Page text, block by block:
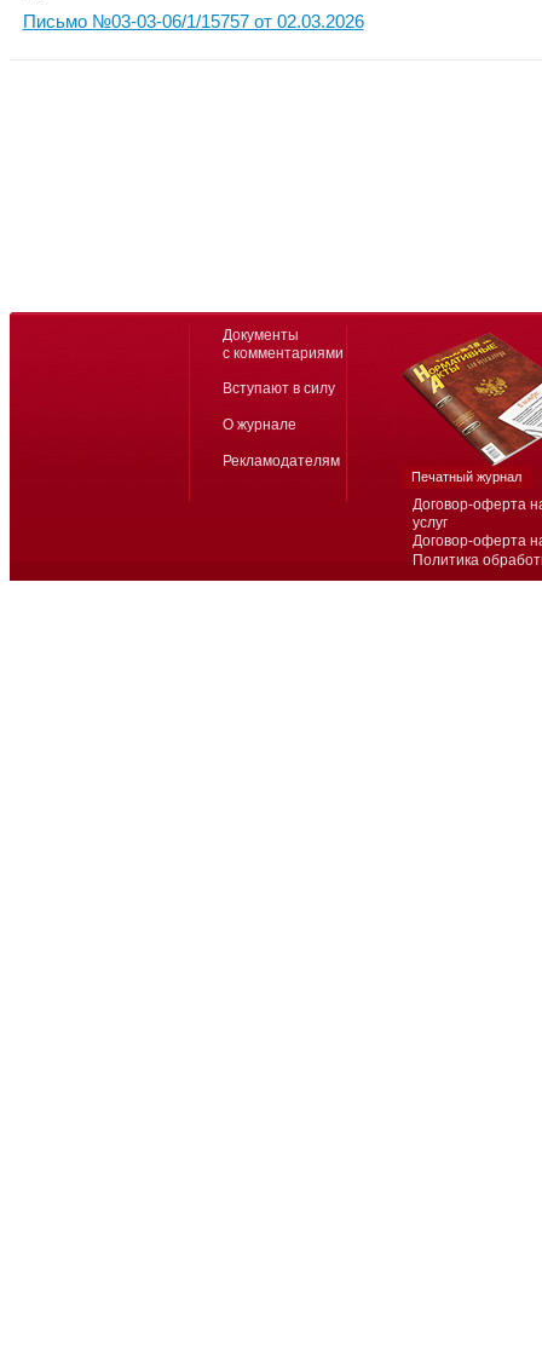
Письмо №03-03-06/1/15757 от 02.03.2026
Договор-оферта
услуг
Договор-оферта
Политика
Документы
с комментариями
Вступают в силу
О журнале
Рекламодателям
Печатный журнал